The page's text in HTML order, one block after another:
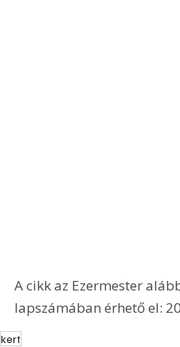
A cikk az Ezermester
lapszámában érhető el:
kert